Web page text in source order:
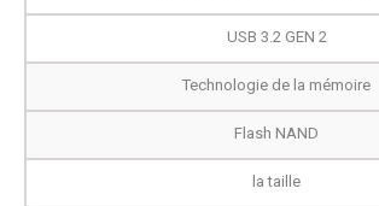
USB 3.2 GEN 2
Technologie de la mémoire
Flash NAND
la taille